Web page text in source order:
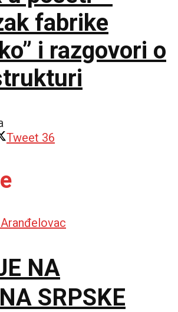
fabrike
i razgovori o
Tweet 36
NA
SRPSKE